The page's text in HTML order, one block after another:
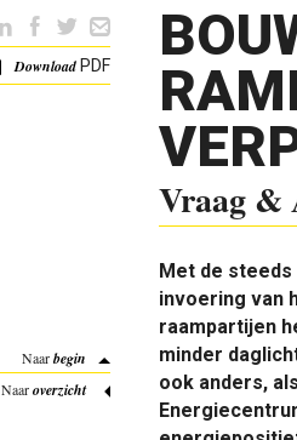
Vraag &
Met de
invoering van
raampartijen
minder
ook anders,
DownloadPDF
Naarbegin
Naaroverzicht